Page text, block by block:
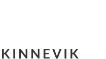
KINNEVIK